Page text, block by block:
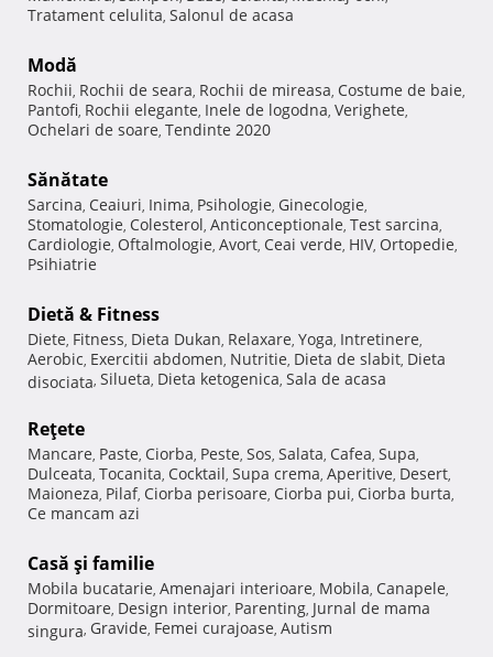
Tratament celulita, Salonul de acasa
Modă
Rochii, Rochii de seara, Rochii de mireasa, Costume de baie,
Pantofi, Rochii elegante, Inele de logodna, Verighete,
Ochelari de soare, Tendinte 2020
Sănătate
Sarcina, Ceaiuri, Inima, Psihologie, Ginecologie,
Stomatologie, Colesterol, Anticonceptionale, Test sarcina,
Cardiologie, Oftalmologie, Avort, Ceai verde, HIV, Ortopedie,
Psihiatrie
Dietă & Fitness
Diete, Fitness, Dieta Dukan, Relaxare, Yoga, Intretinere,
Aerobic, Exercitii abdomen, Nutritie, Dieta de slabit, Dieta
disociata, Silueta, Dieta ketogenica, Sala de acasa
Reţete
Mancare, Paste, Ciorba, Peste, Sos, Salata, Cafea, Supa,
Dulceata, Tocanita, Cocktail, Supa crema, Aperitive, Desert,
Maioneza, Pilaf, Ciorba perisoare, Ciorba pui, Ciorba burta,
Ce mancam azi
Casă şi familie
Mobila bucatarie, Amenajari interioare, Mobila, Canapele,
Dormitoare, Design interior, Parenting, Jurnal de mama
singura, Gravide, Femei curajoase, Autism